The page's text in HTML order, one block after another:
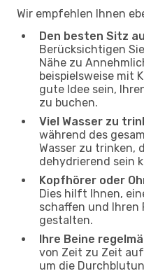
Wir empfehlen Ihnen
Den besten Sitz
Berücksichtigen
Nähe zu
beispielsweise mit
gute Idee sein,
zu buchen.
Viel Wasser zu
während des
Wasser zu trinken,
dehydrierend sein
Kopfhörer oder
Dies hilft Ihnen,
schaffen und Ihren
gestalten.
Ihre Beine
von Zeit zu Zeit
um die